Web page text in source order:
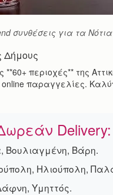
συνθέσεις για τα
Δήμους
περιοχές** της
παραγγελίες.
Delivery:
Βουλιαγμένη, Βάρη.
Ηλιούπολη,
Υμηττός.